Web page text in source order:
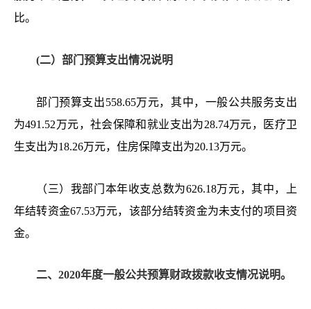
比。
(二）部门预算支出情况说明
部门预算支出558.65万元，其中，一般公共服务支出
为491.52万元，社会保障和就业支出为28.74万元，医疗卫
生支出为18.26万元，住房保障支出为20.13万元。
（三）我部门本年收支总数为626.18万元，其中，上
年结转资金67.53万元，该部分结转资金为未支付的项目资
金。
二、 2020年度一般公共预算财政拨款收支情况说明。